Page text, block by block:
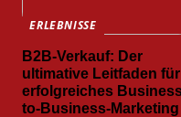
ERLEBNISSE
B2B-Verkauf: Der
ultimative Leitfaden für
erfolgreiches
to-Business-Marketing